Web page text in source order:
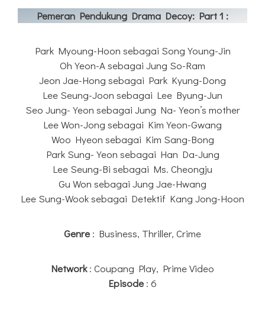
Pemeran Pendukung Drama Decoy: Part 1 :
Park Myoung-Hoon sebagai Song Young-Jin
Oh Yeon-A sebagai Jung So-Ram
Jeon Jae-Hong sebagai Park Kyung-Dong
Lee Seung-Joon sebagai Lee Byung-Jun
Seo Jung-Yeon sebagai Jung Na-Yeon’s mother
Lee Won-Jong sebagai Kim Yeon-Gwang
Woo Hyeon sebagai Kim Sang-Bong
Park Sung-Yeon sebagai Han Da-Jung
Lee Seung-Bi sebagai Ms. Cheongju
Gu Won sebagai Jung Jae-Hwang
Lee Sung-Wook sebagai Detektif Kang Jong-Hoon
Genre : Business, Thriller, Crime
Network: Coupang Play, Prime Video
Episode : 6